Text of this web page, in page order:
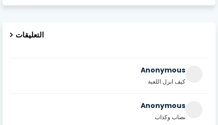
التعليقات
Anonymous
كيف انزل اللعبة
Anonymous
نصاب وكذاب